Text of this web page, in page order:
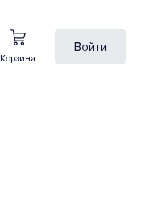
Корзина
Войти